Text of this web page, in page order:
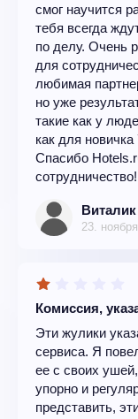
смог научится
тебя всегда
по делу. Очень
для
любимая
но уже
такие как у
как для
Спасибо
сотрудничество!
Виталик
23.
Комиссия,
Эти жулики
сервиса. Я
ее с своих
упорно и
представить,